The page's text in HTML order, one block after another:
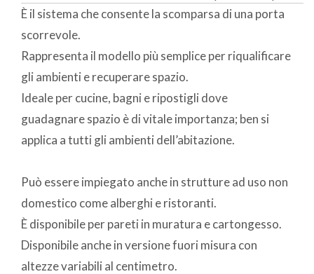
È il sistema che consente la scomparsa di una porta
scorrevole.
Rappresenta il modello più semplice per riqualificare
gli ambienti e recuperare spazio.
Ideale per cucine, bagni e ripostigli dove
guadagnare spazio è di vitale importanza; ben si
applica a tutti gli ambienti dell’abitazione.
Può essere impiegato anche in strutture ad uso non
domestico come alberghi e ristoranti.
È disponibile per pareti in muratura e cartongesso.
Disponibile anche in versione fuori misura con
altezze variabili al centimetro.